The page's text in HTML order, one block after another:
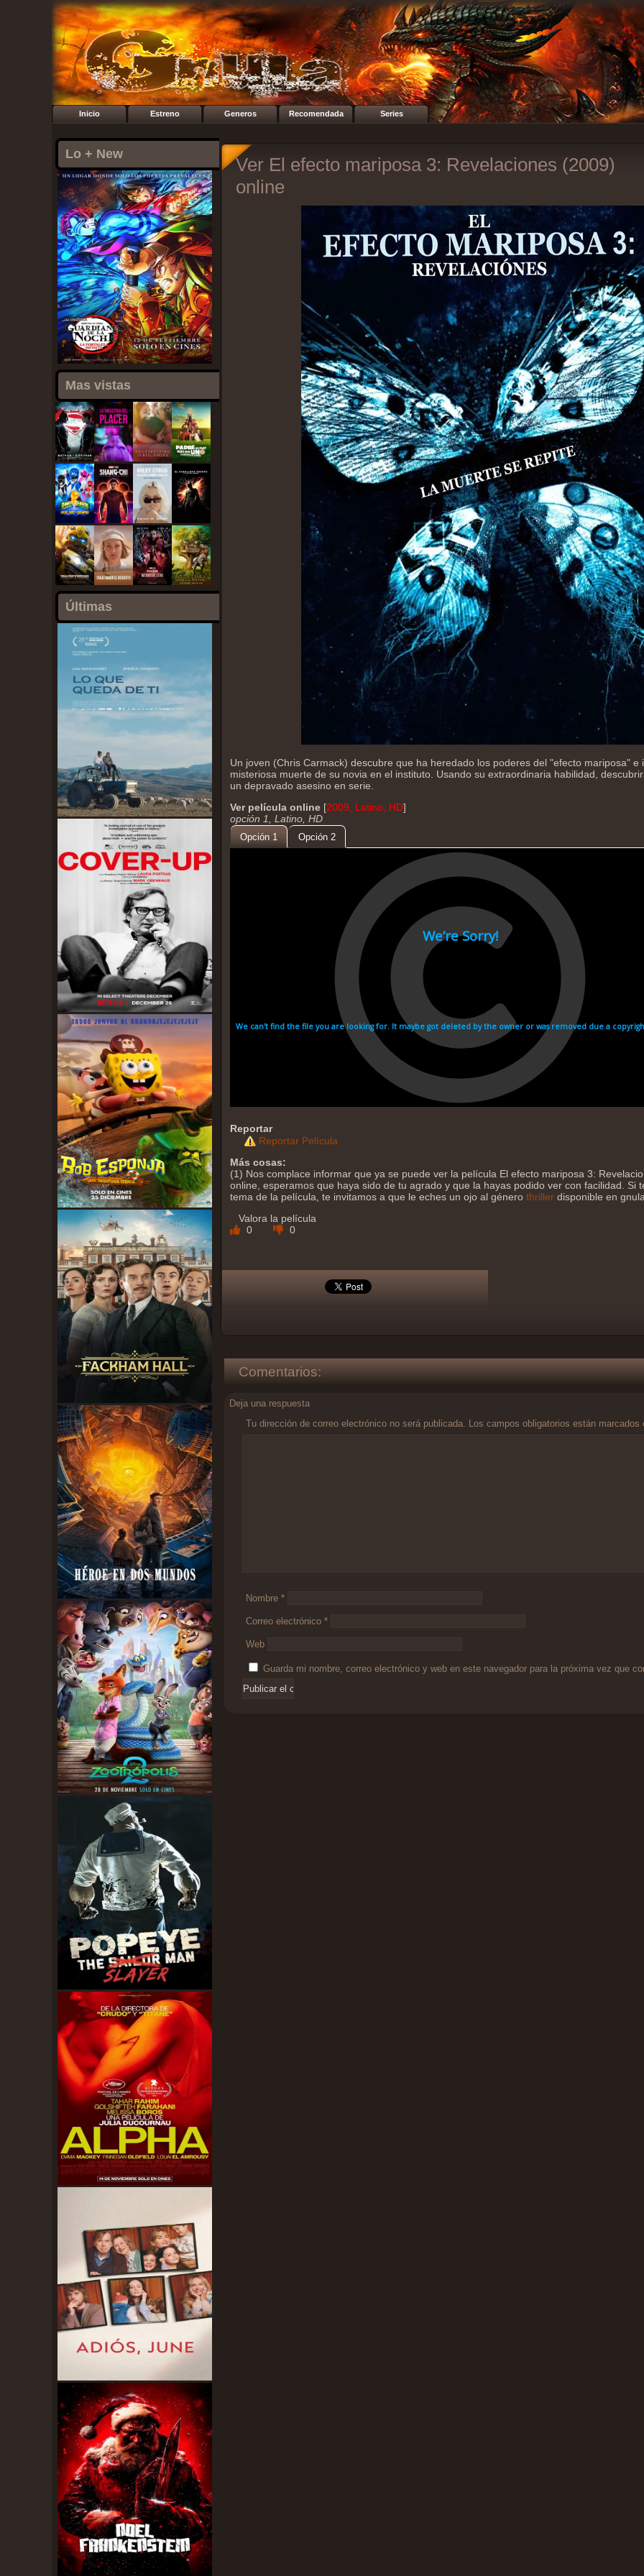
Inicio Estreno Generos Recomendada Series
Lo + New
Mas vistas
Últimas
Ver El efecto mariposa 3: Revelaciones (2009)
online
Un joven (Chris Carmack) descubre que ha heredado los poderes del "efecto mariposa" e
misteriosa muerte de su novia en el instituto. Usando su extraordinaria habilidad,
un depravado asesino en serie.
Ver película online [2009, Latino, HD]
opción 1, Latino, HD
Opción 1 Opción 2
Reportar
Reportar Película
Más cosas:
(1) Nos complace informar que ya se puede ver la película El efecto mariposa 3:
online, esperamos que haya sido de tu agrado y que la hayas podido ver con facilidad. Si
tema de la película, te invitamos a que le eches un ojo al género thriller disponible en
Valora la película
0
0
Comentarios:
Deja una respuesta
Tu dirección de correo electrónico no será publicada. Los campos obligatorios están marcados
Nombre *
Correo electrónico *
Web
Guarda mi nombre, correo electrónico y web en este navegador para la próxima vez que